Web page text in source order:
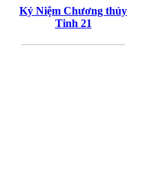
Kỷ Niệm Chương thủy
Tinh 21